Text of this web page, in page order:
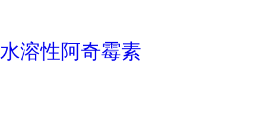
水溶性阿奇霉素